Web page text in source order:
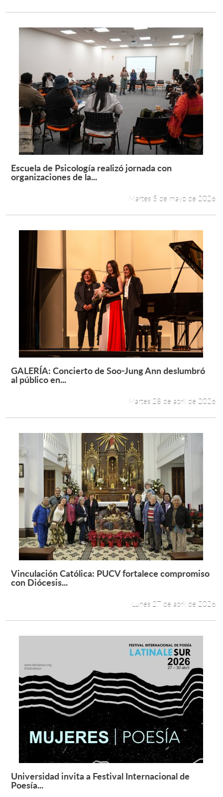
Leer más +
Escuela de Psicología realizó jornada con
organizaciones de la...
Martes 5 de mayo de 2026
Leer más +
GALERÍA: Concierto de Soo-Jung Ann deslumbró
al público en...
Martes 28 de abril de 2026
Leer más +
Vinculación Católica: PUCV fortalece compromiso
con Diócesis...
Lunes 27 de abril de 2026
Leer más +
Universidad invita a Festival Internacional de
Poesía...